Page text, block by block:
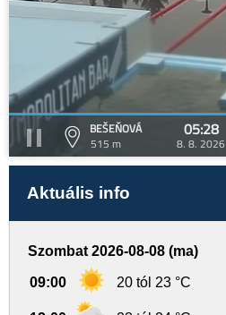
BEŠEŇOVÁ
515 m
05:28
8. 8. 2026
Aktuális info
Szombat 2026-08-08 (ma)
09:00 20 tól 23 °C